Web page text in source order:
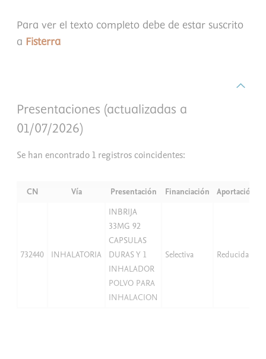
Para ver el texto completo debe de estar suscrito
a Fisterra
Presentaciones (actualizadas a
01/07/2026)
Se han encontrado 1 registros coincidentes:
CN Vía Presentación Financiación Aportación
732440 INHALATORIA
INBRIJA
33MG 92
CAPSULAS
DURAS Y 1
INHALADOR
POLVO PARA
INHALACION
Selectiva Reducida